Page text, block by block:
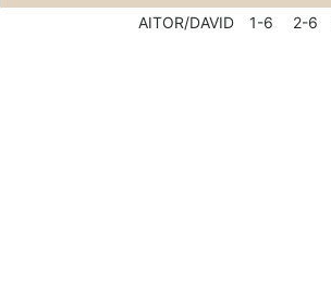
AITOR/DAVID
1-6 2-6